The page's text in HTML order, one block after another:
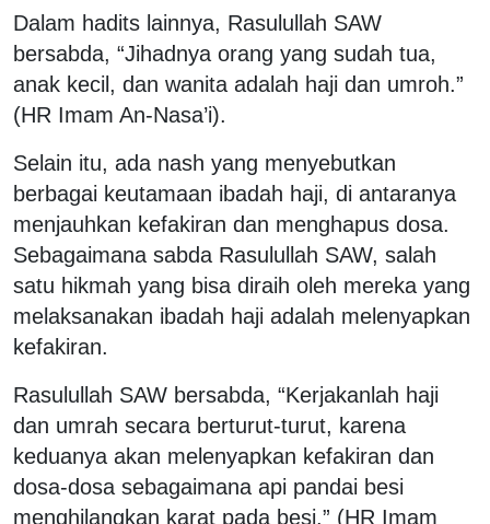
Dalam hadits lainnya, Rasulullah SAW
bersabda, “Jihadnya orang yang sudah tua,
anak kecil, dan wanita adalah haji dan umroh.”
(HR Imam An-Nasa’i).
Selain itu, ada nash yang menyebutkan
berbagai keutamaan ibadah haji, di antaranya
menjauhkan kefakiran dan menghapus dosa.
Sebagaimana sabda Rasulullah SAW, salah
satu hikmah yang bisa diraih oleh mereka yang
melaksanakan ibadah haji adalah melenyapkan
kefakiran.
Rasulullah SAW bersabda, “Kerjakanlah haji
dan umrah secara berturut-turut, karena
keduanya akan melenyapkan kefakiran dan
dosa-dosa sebagaimana api pandai besi
menghilangkan karat pada besi.” (HR Imam